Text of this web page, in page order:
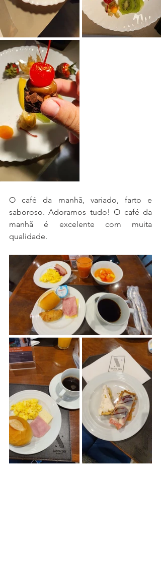
O café da manhã, variado, farto e
saboroso. Adoramos tudo! O café da
manhã é excelente com muita
qualidade.